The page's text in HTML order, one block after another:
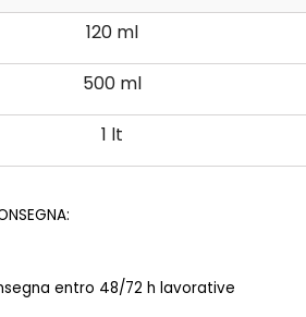
120 ml
500 ml
1 lt
entro 48/72 h lavorative